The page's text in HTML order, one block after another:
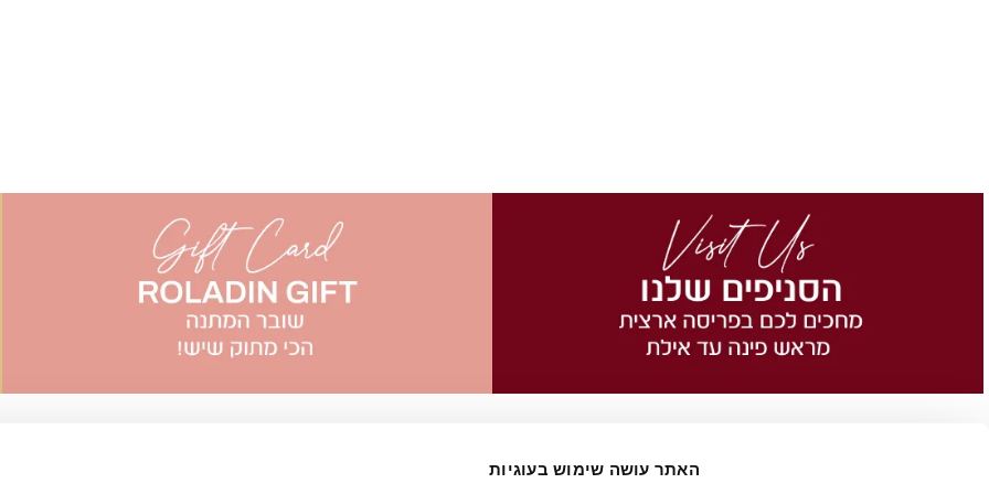
האתר עושה שימוש בעוגיות